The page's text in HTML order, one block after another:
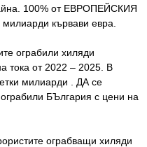
100% от ЕВРОПЕЙСКИЯ
кървави евра.
ограбили хиляди
тока от 2022 – 2025. В
милиарди . ДА се
БЪлгария с цени на
ограбващи хиляди